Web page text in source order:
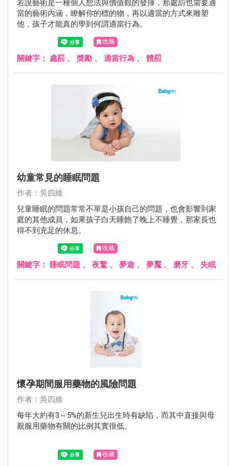
若說藝術是一種個人想法與價值觀的發揮，那處罰也需要適
當的藝術內涵，瞭解你的標的物，再以適當的方式來雕塑
他，孩子才能真的學到何謂適當行為。
收藏
關鍵字： 處罰 、 獎勵 、 適當行為 、 體罰
幼童常見的睡眠問題
作者：吳四維
兒童睡眠的問題常常不單是小孩自己的問題，也會影響到家
庭的其他成員，如果孩子白天睡飽了晚上不睡覺，那家長也
得不到充足的休息。
收藏
關鍵字： 睡眠問題 、 夜驚 、 夢遊 、 夢魘 、 磨牙 、 失眠
懷孕期間服用藥物的風險問題
作者：吳四維
每年大約有3～5%的新生兒出生時有缺陷，而其中直接與母
親服用藥物有關的比例其實很低。
收藏